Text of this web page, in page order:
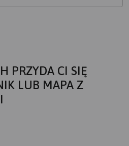
PRZYDA CI SIĘ
LUB MAPA Z